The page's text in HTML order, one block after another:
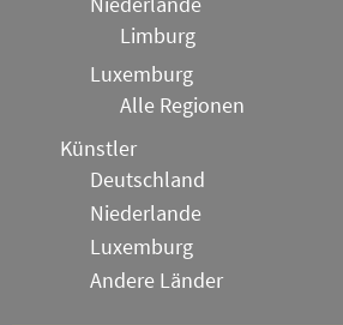
Limburg
Luxemburg
Alle Regionen
Künstler
Deutschland
Niederlande
Luxemburg
Andere Länder